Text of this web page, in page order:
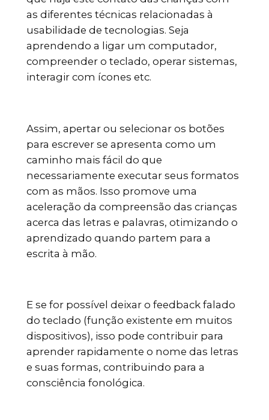
as diferentes técnicas relacionadas à
usabilidade de tecnologias. Seja
aprendendo a ligar um computador,
compreender o teclado, operar sistemas,
interagir com ícones etc.
Assim, apertar ou selecionar os botões
para escrever se apresenta como um
caminho mais fácil do que
necessariamente executar seus formatos
com as mãos. Isso promove uma
aceleração da compreensão das crianças
acerca das letras e palavras, otimizando o
aprendizado quando partem para a
escrita à mão.
E se for possível deixar o feedback falado
do teclado (função existente em muitos
dispositivos), isso pode contribuir para
aprender rapidamente o nome das letras
e suas formas, contribuindo para a
consciência fonológica.